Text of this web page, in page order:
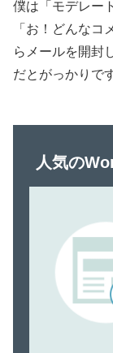
僕は「モデレー
「お！どんな
らメールを開封
だとがっかりで
人気の